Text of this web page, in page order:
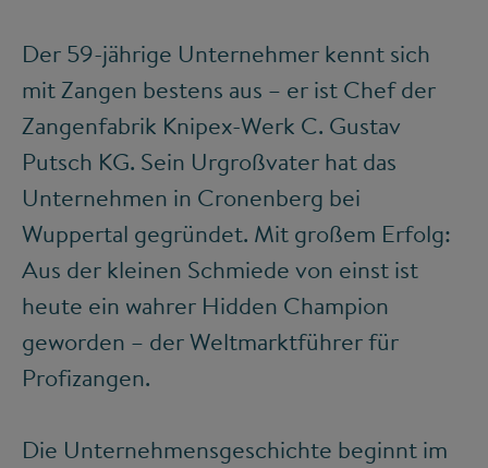
Der 59-jährige Unternehmer kennt sich
mit Zangen bestens aus – er ist Chef der
Zangenfabrik Knipex-Werk C. Gustav
Putsch KG. Sein Urgroßvater hat das
Unternehmen in Cronenberg bei
Wuppertal gegründet. Mit großem Erfolg:
Aus der kleinen Schmiede von einst ist
heute ein wahrer Hidden Champion
geworden – der Weltmarktführer für
Profizangen.
Die Unternehmensgeschichte beginnt im